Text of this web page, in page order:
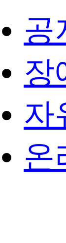
공
장
자
온